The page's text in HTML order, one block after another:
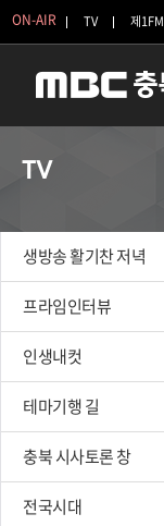
ON-AIR TV 제1FM
TV
생방송 활기찬 저녁
프라임인터뷰
인생내컷
테마기행 길
충북 시사토론 창
전국시대